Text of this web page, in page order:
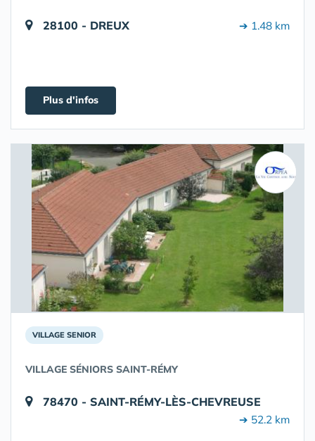
28100 - DREUX ➔ 1.48 km
Plus d'infos
VILLAGE SENIOR
VILLAGE SÉNIORS SAINT-RÉMY
78470 - SAINT-RÉMY-LÈS-CHEVREUSE
➔ 52.2 km